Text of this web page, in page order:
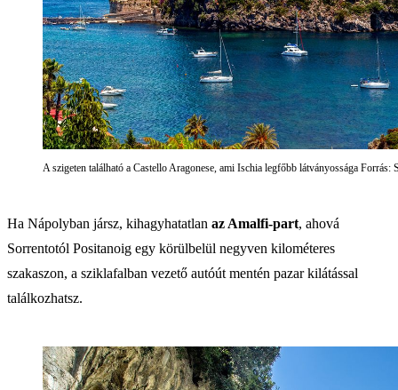
A szigeten található a Castello Aragonese, ami Ischia legfőbb látványossága Forrás:
Ha Nápolyban jársz, kihagyhatatlan az Amalfi-part, ahová
Sorrentotól Positanoig egy körülbelül negyven kilométeres
szakaszon, a sziklafalban vezető autóút mentén pazar kilátással
találkozhatsz.